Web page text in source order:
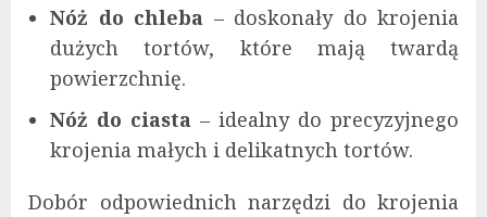
Nóż do chleba – doskonały do krojenia
dużych tortów, które mają twardą
powierzchnię.
Nóż do ciasta – idealny do precyzyjnego
krojenia małych i delikatnych tortów.
Dobór odpowiednich narzędzi do krojenia